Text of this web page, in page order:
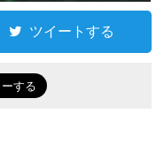
ツイートする